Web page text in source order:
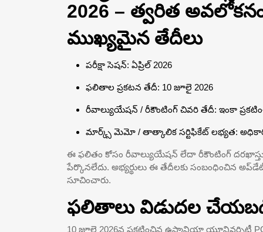
2026 – త్వరిత
ముఖ్యమైన తేదీలు
పరీక్షా సెషన్: ఏప్రిల్ 2026
ఫలితాల ప్రకటన తేదీ: 10 జూలై 2026
రీవాల్యుయేషన్ / రీకౌంటింగ్ చివరి తేదీ: ఇంకా
మార్క్స్ మెమో / తాత్కాలిక సర్టిఫికేట్ లభ్యత:
ఈ ఫలితం కోసం రీవాల్యుయేషన్ లేదా రీకౌంటింగ్
పేర్కొనలేదు. అభ్యర్థులు ఈ తేదీలకు సంబంధించిన
సూచించారు.
ఫలితాలు విడుదల చేయబడిన
10 జూలై 2026న ప్రకటించిన ఉస్మానియా యూనివర్సిటీ PG